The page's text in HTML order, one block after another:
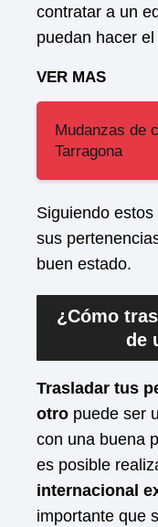
contratar a un
puedan hacer
VER MAS
Mudanzas de
Tarragona
Siguiendo
sus
buen estado.
¿Cómo
de
Trasladar tus
otro puede ser
con una buena
es posible
internacional
importante que